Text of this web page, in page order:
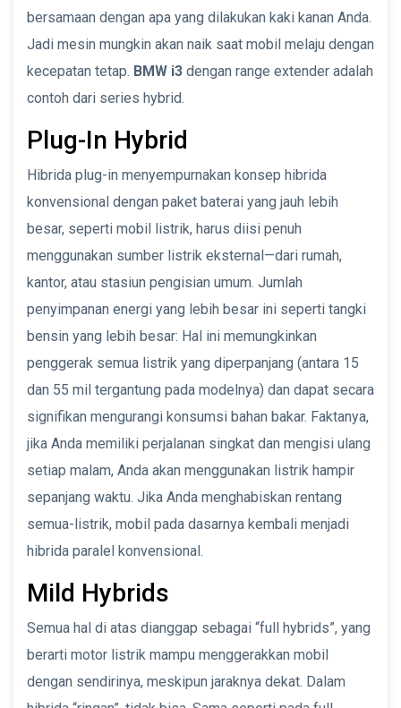
bersamaan dengan apa yang dilakukan kaki kanan Anda.
Jadi mesin mungkin akan naik saat mobil melaju dengan
kecepatan tetap. BMW i3 dengan range extender adalah
contoh dari series hybrid.
Plug-In Hybrid
Hibrida plug-in menyempurnakan konsep hibrida
konvensional dengan paket baterai yang jauh lebih
besar, seperti mobil listrik, harus diisi penuh
menggunakan sumber listrik eksternal—dari rumah,
kantor, atau stasiun pengisian umum. Jumlah
penyimpanan energi yang lebih besar ini seperti tangki
bensin yang lebih besar: Hal ini memungkinkan
penggerak semua listrik yang diperpanjang (antara 15
dan 55 mil tergantung pada modelnya) dan dapat secara
signifikan mengurangi konsumsi bahan bakar. Faktanya,
jika Anda memiliki perjalanan singkat dan mengisi ulang
setiap malam, Anda akan menggunakan listrik hampir
sepanjang waktu. Jika Anda menghabiskan rentang
semua-listrik, mobil pada dasarnya kembali menjadi
hibrida paralel konvensional.
Mild Hybrids
Semua hal di atas dianggap sebagai “full hybrids”, yang
berarti motor listrik mampu menggerakkan mobil
dengan sendirinya, meskipun jaraknya dekat. Dalam